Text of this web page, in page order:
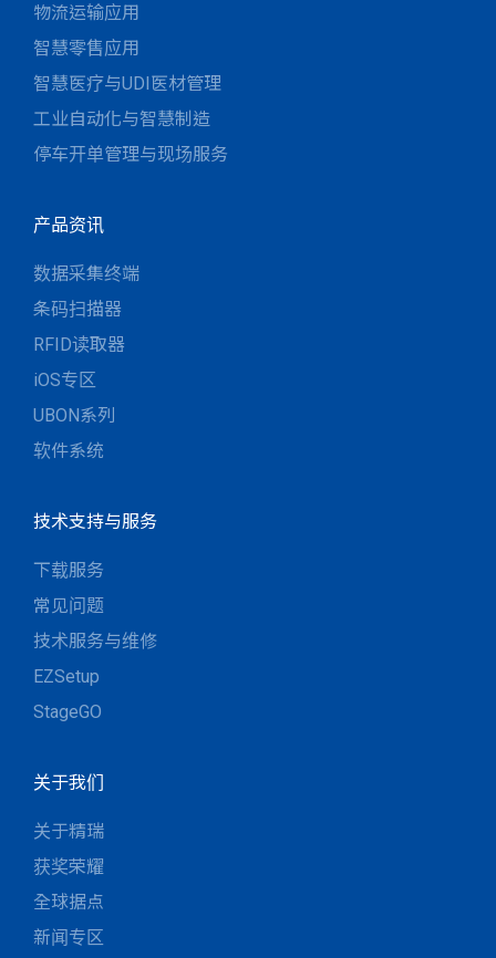
物流运输应用
智慧零售应用
智慧医疗与UDI医材管理
工业自动化与智慧制造
停车开单管理与现场服务
产品资讯
数据采集终端
条码扫描器
RFID读取器
iOS专区
UBON系列
软件系统
技术支持与服务
下载服务
常见问题
技术服务与维修
EZSetup
StageGO
关于我们
关于精瑞
获奖荣耀
全球据点
新闻专区